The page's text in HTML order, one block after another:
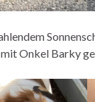
Onkel Barky